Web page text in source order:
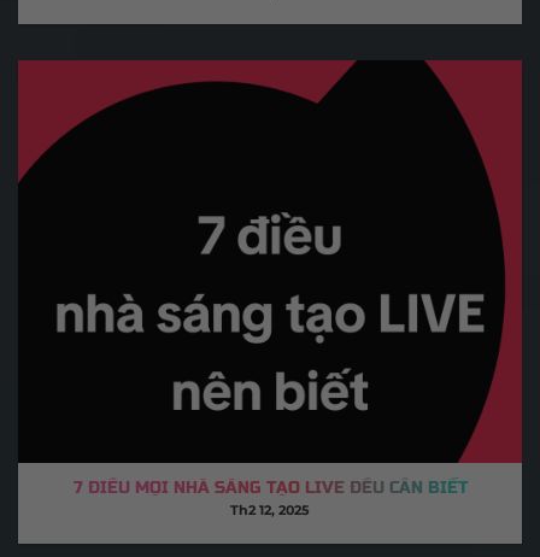
7 ĐIỀU MỌI NHÀ SÁNG TẠO LIVE ĐỀU CẦN BIẾT
Th2 12, 2025